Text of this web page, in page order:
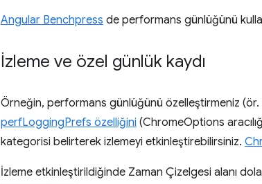
Angular Benchpress de performans günlüğünü
İzleme ve özel günlük kaydı
Örneğin, performans günlüğünü özelleştirmeniz
perfLoggingPrefs özelliğini (ChromeOptions
kategorisi belirterek izlemeyi etkinleştirebilirsiniz.
İzleme etkinleştirildiğinde Zaman Çizelgesi alanı